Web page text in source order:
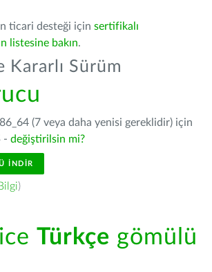
ticari desteği için sertifikalı
listesine bakın.
Kararlı Sürüm
(7 veya daha yenisi gereklidir) için
- değiştirilsin mi?
İNDIR
)
Türkçe gömülü